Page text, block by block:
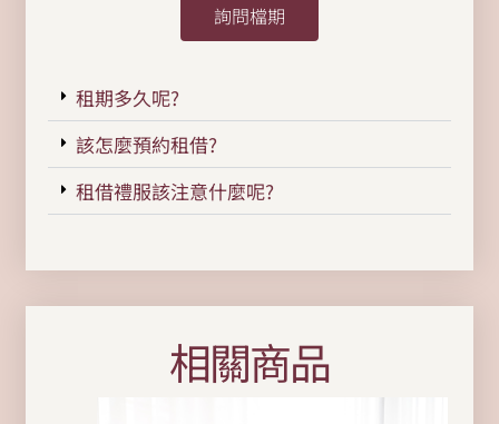
詢問檔期
租期多久呢?
該怎麼預約租借?
租借禮服該注意什麼呢?
相關商品